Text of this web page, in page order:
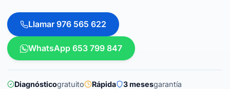
Llamar 976 565 622
WhatsApp 653 799 847
Diagnósticogratuito Rápida 3 mesesgarantía